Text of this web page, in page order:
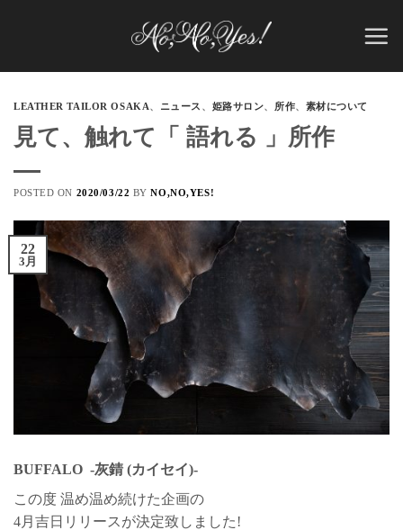
LEATHER TAILOR OSAKA、 ニュース 、 姫路サロン、 所作、 素材について
見て、触れて「 語れる 」所作
POSTED ON 2020/03/22 BYNO,NO,YES!
22
3月
BUFFALO -灰錆 (カイセイ)-
この度 温め温め続けた企画の
4月吉日リリースが決定致しました!